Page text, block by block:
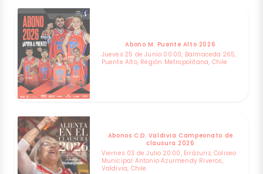
Abono M. Puente Alto 2026
Jueves 25 de Junio 00:00, Balmaceda 265,
Puente Alto, Región Metropolitana, Chile
Abonos C.D. Valdivia Campeonato de
clausura 2026
Viernes 03 de Julio 20:00, Errázuriz, Coliseo
Municipal Antonio Azurmendy Riveros,
Valdivia, Chile